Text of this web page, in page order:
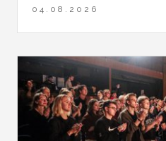
04.08.2026